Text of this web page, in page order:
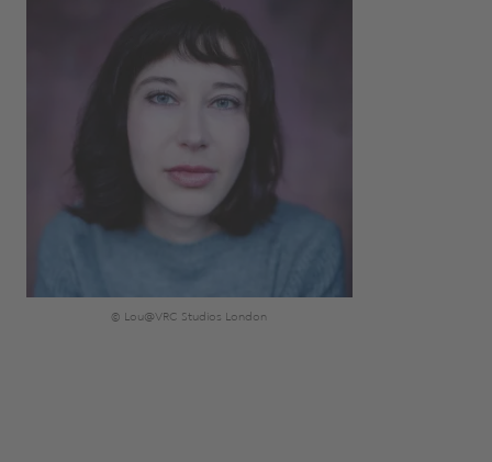
© Lou@VRC Studios London